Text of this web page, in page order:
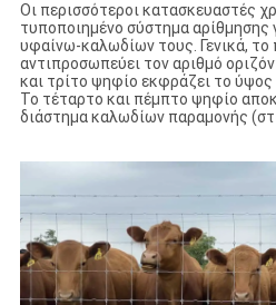
Οι περισσότεροι κατασκευαστές
τυποποιημένο σύστημα αρίθμησης
υφαίνω-καλωδίων τους. Γενικά,
αντιπροσωπεύει τον αριθμό
και τρίτο ψηφίο εκφράζει το
Το τέταρτο και πέμπτο ψηφίο
διάστημα καλωδίων παραμονής